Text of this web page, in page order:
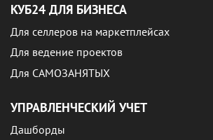
КУБ24 ДЛЯ БИЗНЕСА
Для селлеров на маркетплейсах
Для ведение проектов
Для САМОЗАНЯТЫХ
УПРАВЛЕНЧЕСКИЙ УЧЕТ
Дашборды